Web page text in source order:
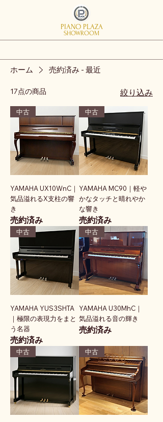
SHOWROOM
PIANO PLAZA
ホーム 売約済み - 最近
17点の商品 絞り込み
中古
YAMAHA UX10WnC｜
気品溢れるX支柱の響
き
売約済み
中古
YAMAHA MC90｜軽や
かなタッチと晴れやか
な響き
売約済み
中古
YAMAHA YUS3SHTA
｜極限の表現力をまと
う名器
売約済み
中古
YAMAHA U30MhC｜
気品溢れる音の輝き
売約済み
中古 中古